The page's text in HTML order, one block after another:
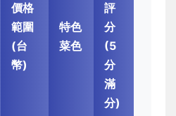
價格
範圍
(台
幣)
特色
菜色
評
分
(5
分
滿
分)